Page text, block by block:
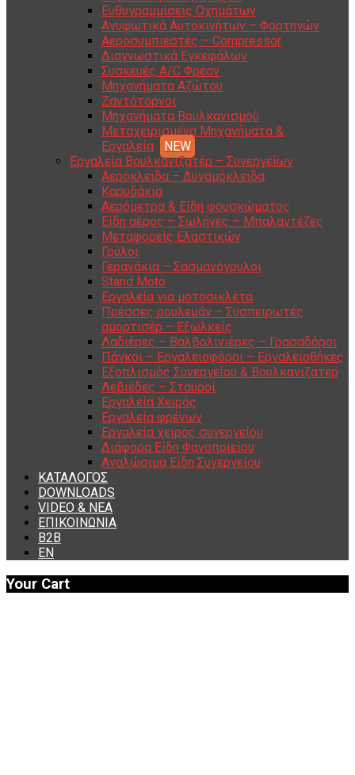
Ευθυγραμμίσεις Οχημάτων
Ανυψωτικά Αυτοκινήτων – Φορτηγών
Αεροσυμπιεστές – Compressor
Διαγνωστικά Εγκεφάλων
Συσκευές A/C Φρέον
Μηχανήματα Αζώτου
Ζαντότορνοι
Μηχανήματα Βουλκανισμού
Μεταχειρισμένα Μηχανήματα &
Εργαλεία
Εργαλεία Βουλκανιζατέρ – Συνεργείων
Αερόκλειδα – Δυναμόκλειδα
Καρυδάκια
Αερόμετρα & Είδη φουσκώματος
Είδη αέρος – Σωλήνες – Μπαλαντέζες
Μεταφορείς Ελαστικών
Γρύλοι
Γερανάκια – Σασμανόγρυλοι
Stand Moto
Εργαλεία για μοτοσικλέτα
Πρέσσες ρουλεμάν – Συσπειρωτές
αμορτισέρ – Εξωλκείς
Λαδιέρες – Βαλβολινιέρες – Γρασαδόροι
Πάγκοι – Εργαλειοφόροι – Εργαλειοθήκες
Εξοπλισμός Συνεργείου & Βουλκανιζατερ
Λεβιέδες – Σταυροί
Εργαλεία Χειρός
Εργαλεία φρένων
Εργαλεία χειρός συνεργείου
Διάφορα Είδη Φανοποιείου
Αναλώσιμα Είδη Συνεργείου
ΚΑΤΑΛΟΓΟΣ
DOWNLOADS
VIDEO & ΝΕΑ
ΕΠΙΚΟΙΝΩΝΙΑ
B2B
ΕΝ
Your Cart